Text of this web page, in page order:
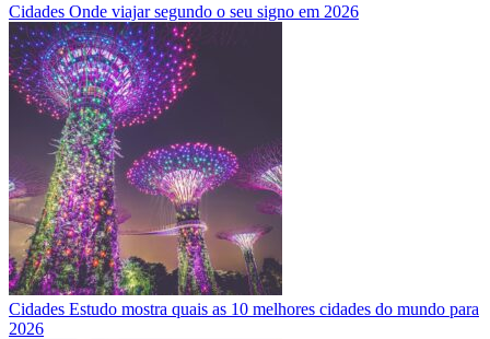
Cidades Onde viajar segundo o seu signo em 2026
Cidades Estudo mostra quais as 10 melhores cidades do mundo para
2026